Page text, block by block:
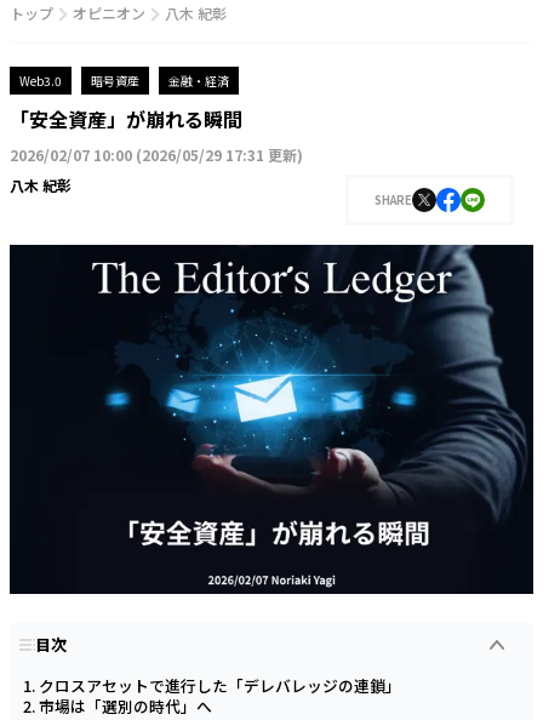
トップ オピニオン 八木 紀彰
Web3.0 暗号資産 金融・経済
「安全資産」が崩れる瞬間
2026/02/07 10:00 (2026/05/29 17:31 更新)
八木 紀彰
SHARE
目次
クロスアセットで進行した「デレバレッジの連鎖」
市場は「選別の時代」へ